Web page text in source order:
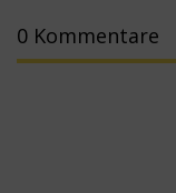
0 Kommentare